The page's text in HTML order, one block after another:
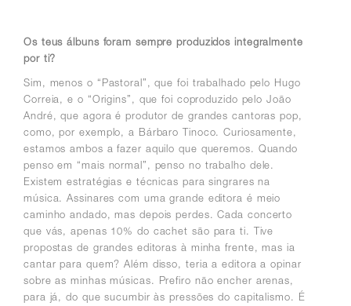
Os teus álbuns foram sempre produzidos integralmente
por ti?
Sim, menos o “Pastoral”, que foi trabalhado pelo Hugo
Correia, e o “Origins”, que foi coproduzido pelo João
André, que agora é produtor de grandes cantoras pop,
como, por exemplo, a Bárbaro Tinoco. Curiosamente,
estamos ambos a fazer aquilo que queremos. Quando
penso em “mais normal”, penso no trabalho dele.
Existem estratégias e técnicas para singrares na
música. Assinares com uma grande editora é meio
caminho andado, mas depois perdes. Cada concerto
que vás, apenas 10% do cachet são para ti. Tive
propostas de grandes editoras à minha frente, mas ia
cantar para quem? Além disso, teria a editora a opinar
sobre as minhas músicas. Prefiro não encher arenas,
para já, do que sucumbir às pressões do capitalismo. É